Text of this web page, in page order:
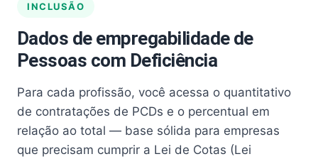
INCLUSÃO
Dados de empregabilidade de
Pessoas com Deficiência
Para cada profissão, você acessa o quantitativo
de contratações de PCDs e o percentual em
relação ao total — base sólida para empresas
que precisam cumprir a Lei de Cotas (Lei